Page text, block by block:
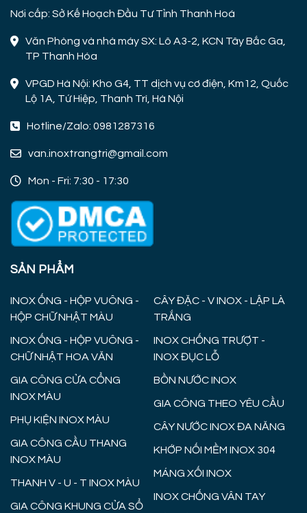
Nơi cấp: Sở Kế Hoạch Đầu Tư Tỉnh Thanh Hoá
Văn Phòng và nhà máy SX: Lô A3-2, KCN Tây Bắc Ga,
TP Thanh Hóa
VPGD Hà Nội: Kho G4, TT dịch vụ cơ điện, Km12, Quốc
Lộ 1A, Tứ Hiệp, Thanh Trì, Hà Nội
Hotline/Zalo: 0981287316
van.inoxtrangtri@gmail.com
Mon - Fri: 7:30 - 17:30
SẢN PHẨM
INOX ỐNG - HỘP VUÔNG -
HỘP CHỮ NHẬT MÀU
INOX ỐNG - HỘP VUÔNG -
CHỮ NHẬT HOA VĂN
GIA CÔNG CỬA CỔNG
INOX MÀU
PHỤ KIỆN INOX MÀU
GIA CÔNG CẦU THANG
INOX MÀU
THANH V - U - T INOX MÀU
GIA CÔNG KHUNG CỬA SỔ
CÂY ĐẶC - V INOX - LẬP LÀ
TRẮNG
INOX CHỐNG TRƯỢT -
INOX ĐỤC LỖ
BỒN NƯỚC INOX
GIA CÔNG THEO YÊU CẦU
CÂY NƯỚC INOX ĐA NĂNG
KHỚP NỐI MỀM INOX 304
MÁNG XỐI INOX
INOX CHỐNG VÂN TAY